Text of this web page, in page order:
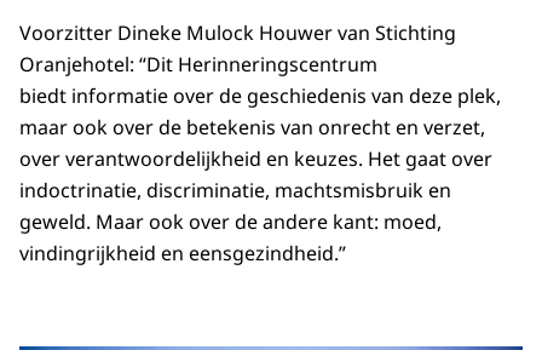
Voorzitter Dineke Mulock Houwer van Stichting
Oranjehotel: “Dit Herinneringscentrum
biedt informatie over de geschiedenis van deze plek,
maar ook over de betekenis van onrecht en verzet,
over verantwoordelijkheid en keuzes. Het gaat over
indoctrinatie, discriminatie, machtsmisbruik en
geweld. Maar ook over de andere kant: moed,
vindingrijkheid en eensgezindheid.”